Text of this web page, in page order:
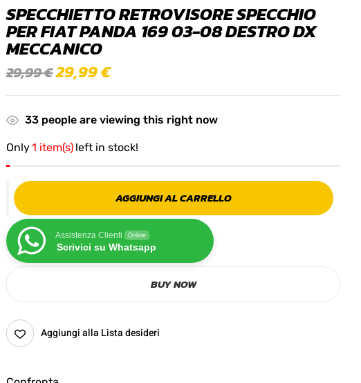
SPECCHIETTO RETROVISORE SPECCHIO
PER FIAT PANDA 169 03-08 DESTRO DX
MECCANICO
29,99€29,99€
33 people are viewing this right now
Only1 item(s) left in stock!
AGGIUNGI AL CARRELLO
Assistenza Clienti Online
Scrivici su Whatsapp
BUY NOW
Aggiungi alla Lista desideri